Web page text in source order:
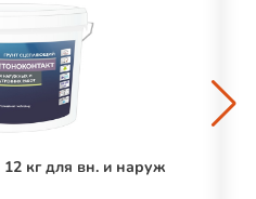
кг для вн. и наруж